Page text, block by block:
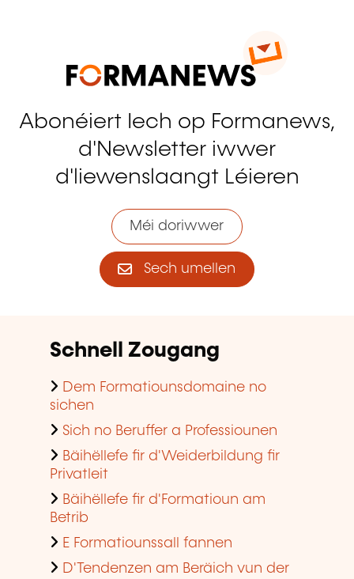
Abonéiert Iech op Formanews,
d'Newsletter iwwer
d'liewenslaangt Léieren
Méi doriwwer
Sech umellen
Schnell Zougang
Dem Formatiounsdomaine no
sichen
Sich no Beruffer a Professiounen
Bäihëllefe fir d'Weiderbildung fir
Privatleit
Bäihëllefe fir d'Formatioun am
Betrib
E Formatiounssall fannen
D'Tendenzen am Beräich vun der